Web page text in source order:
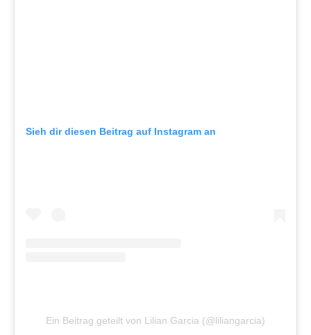
Sieh dir diesen Beitrag auf Instagram an
Ein Beitrag geteilt von Lilian Garcia (@liliangarcia)